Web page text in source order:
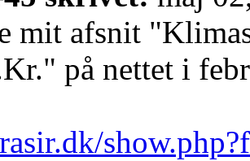
mit afsnit
på nettet i